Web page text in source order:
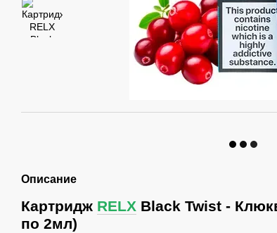
Описание
Картридж RELX Black Twist -
по 2мл)